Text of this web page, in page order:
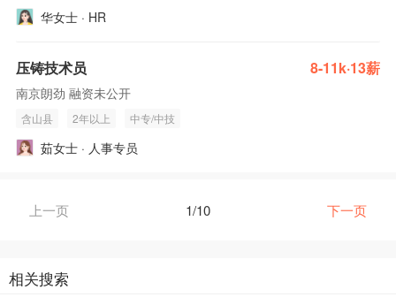
华女士 · HR
压铸技术员 8-11k·13薪
南京朗劲 融资未公开
含山县 2年以上 中专/中技
茹女士 · 人事专员
上一页 1/10 下一页
相关搜索